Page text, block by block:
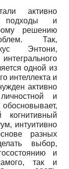
активно
подходы и
решению
Так,
Энтони,
одной из
интеллекта и
активно
и
когнитивный
интуитивно
разных
выбор,
и
так и